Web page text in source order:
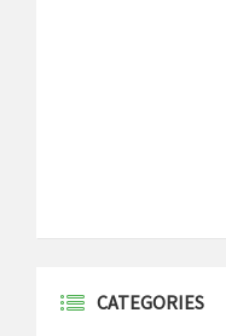
CATEGORIES